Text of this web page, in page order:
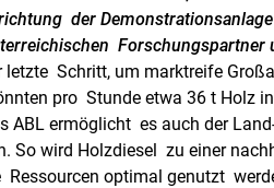
der
letzte Schritt, um marktreife
pro Stunde etwa 36 t Holz
ABL ermöglicht es auch der
So wird Holzdiesel zu einer
optimal genutzt